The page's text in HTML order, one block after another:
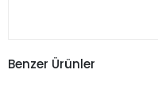
Benzer Ürünler